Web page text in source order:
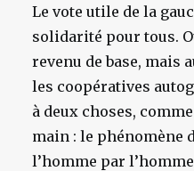
Le vote utile de la
solidarité pour tous.
revenu de base, mais
les coopératives
à deux choses,
main : le phénomène
l’homme par